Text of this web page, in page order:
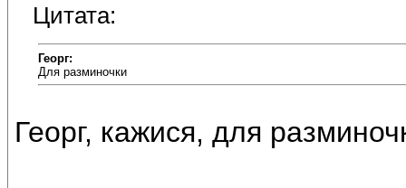
Цитата:
Георг:
Для разминочки
Георг, кажися, для